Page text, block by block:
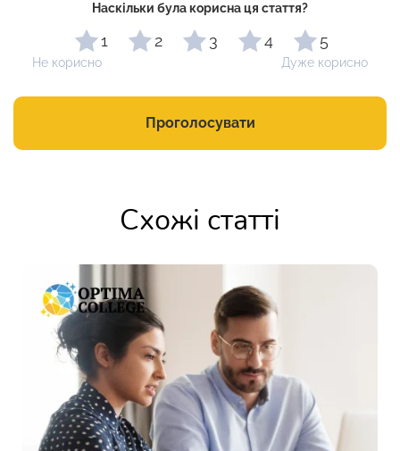
Наскільки була корисна ця стаття?
1 2 3 4 5
Не корисно Дуже корисно
Проголосувати
Схожі статті